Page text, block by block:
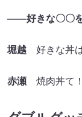
――好きな〇〇を
堀越 好きな丼
赤瀬 焼肉丼て